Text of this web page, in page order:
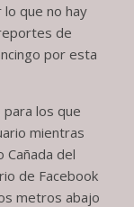
que no hay
de
por esta
los que
mientras
Cañada del
de Facebook
metros abajo